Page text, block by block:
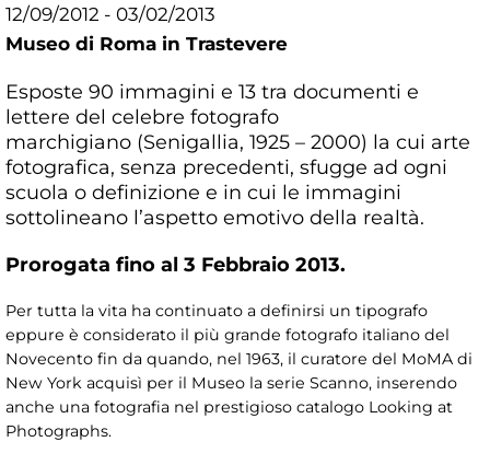
12/09/2012 - 03/02/2013
Museo di Roma in Trastevere
Esposte 90 immagini e 13 tra documenti e
lettere del celebre fotografo
marchigiano (Senigallia, 1925 – 2000) la cui arte
fotografica, senza precedenti, sfugge ad ogni
scuola o definizione e in cui le immagini
sottolineano l’aspetto emotivo della realtà.
Prorogata fino al 3 Febbraio 2013.
Per tutta la vita ha continuato a definirsi un tipografo
eppure è considerato il più grande fotografo italiano del
Novecento fin da quando, nel 1963, il curatore del MoMA di
New York acquisì per il Museo la serie Scanno, inserendo
anche una fotografia nel prestigioso catalogo Looking at
Photographs.